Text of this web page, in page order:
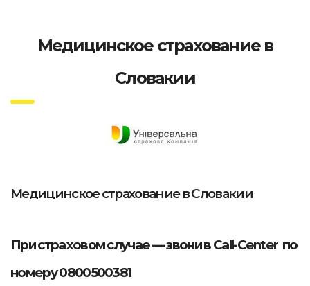
Медицинское страхование в
Словакии
Медицинское страхование в Словакии
При страховом случае — звони в Call-Center по
номеру 0800500381